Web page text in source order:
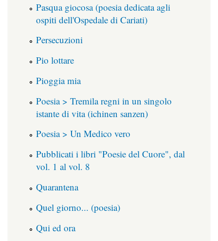
Pasqua giocosa (poesia dedicata agli
ospiti dell'Ospedale di Cariati)
Persecuzioni
Pio lottare
Pioggia mia
Poesia > Tremila regni in un singolo
istante di vita (ichinen sanzen)
Poesia > Un Medico vero
Pubblicati i libri "Poesie del Cuore", dal
vol. 1 al vol. 8
Quarantena
Quel giorno... (poesia)
Qui ed ora